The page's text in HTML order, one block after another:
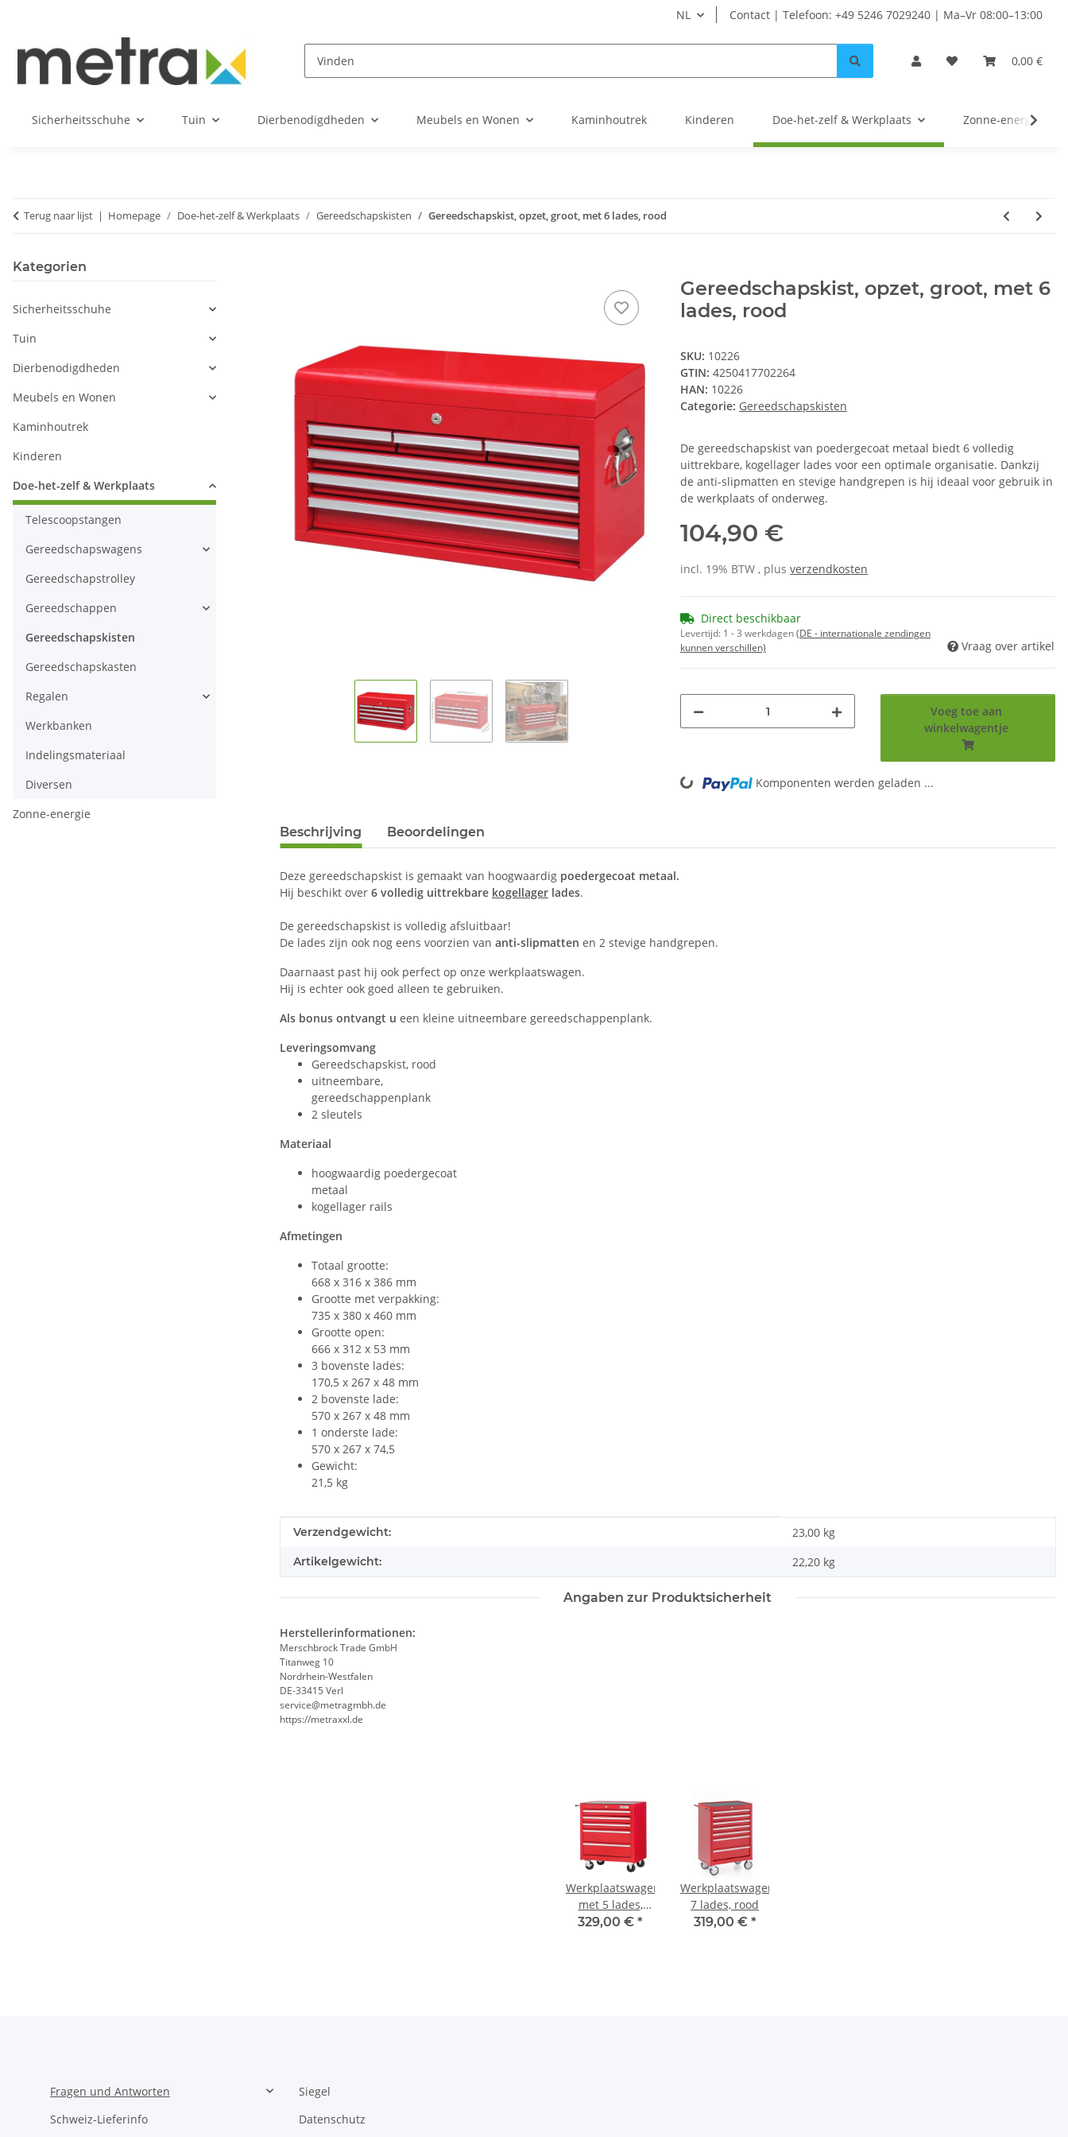
NL Contact | Telefoon: +49 5246 7029240 | Ma–Vr 08:00–13:00
0,00 €
Sicherheitsschuhe Tuin Dierbenodigdheden Meubels en Wonen Kaminhoutrek Kinderen Doe-het-zelf & Werkplaats Zonne-energie
Terug naar lijst Homepage Doe-het-zelf & Werkplaats Gereedschapskisten Gereedschapskist, opzet, groot, met 6 lades, rood
Gereedschapskist, opzet, groot, met 6
lades, rood
SKU: 10226
GTIN: 4250417702264
HAN: 10226
Categorie: Gereedschapskisten
De gereedschapskist van poedergecoat metaal biedt 6 volledig
uittrekbare, kogellager lades voor een optimale organisatie. Dankzij
de anti-slipmatten en stevige handgrepen is hij ideaal voor gebruik in
de werkplaats of onderweg.
104,90 €
incl. 19% BTW , plus verzendkosten
Direct beschikbaar
Levertijd: 1 - 3 werkdagen(DE - internationale zendingen
kunnen verschillen)
Vraag over artikel
Voeg toe aan
winkelwagentje
Loading... Komponenten werden geladen ...
Beschrijving Beoordelingen
Deze gereedschapskist is gemaakt van hoogwaardig poedergecoat metaal.
Hij beschikt over 6 volledig uittrekbare kogellager lades.
De gereedschapskist is volledig afsluitbaar!
De lades zijn ook nog eens voorzien van anti-slipmatten en 2 stevige handgrepen.
Daarnaast past hij ook perfect op onze werkplaatswagen.
Hij is echter ook goed alleen te gebruiken.
Als bonus ontvangt u een kleine uitneembare gereedschappenplank.
Leveringsomvang
Gereedschapskist, rood
uitneembare,
gereedschappenplank
2 sleutels
Materiaal
hoogwaardig poedergecoat
metaal
kogellager rails
Afmetingen
Totaal grootte:
668 x 316 x 386 mm
Grootte met verpakking:
735 x 380 x 460 mm
Grootte open:
666 x 312 x 53 mm
3 bovenste lades:
170,5 x 267 x 48 mm
2 bovenste lade:
570 x 267 x 48 mm
1 onderste lade:
570 x 267 x 74,5
Gewicht:
21,5 kg
#productDetails.itemInformation#
#productDetails.itemValue#
Verzendgewicht: 23,00 kg
Artikelgewicht: 22,20 kg
Angaben zur Produktsicherheit
Herstellerinformationen:
Merschbrock Trade GmbH
Titanweg 10
Nordrhein-Westfalen
DE-33415 Verl
service@metragmbh.de
https://metraxxl.de
Werkplaatswagen
met 5 lades,
rood
329,00 € *
Werkplaatswagen,
7 lades, rood
319,00 € *
Kategorien
Sicherheitsschuhe
Tuin
Dierbenodigdheden
Meubels en Wonen
Kaminhoutrek
Kinderen
Doe-het-zelf & Werkplaats
Telescoopstangen
Gereedschapswagens
Gereedschapstrolley
Gereedschappen
Gereedschapskisten
Gereedschapskasten
Regalen
Werkbanken
Indelingsmateriaal
Diversen
Zonne-energie
Fragen und Antworten
Schweiz-Lieferinfo
Siegel
Datenschutz